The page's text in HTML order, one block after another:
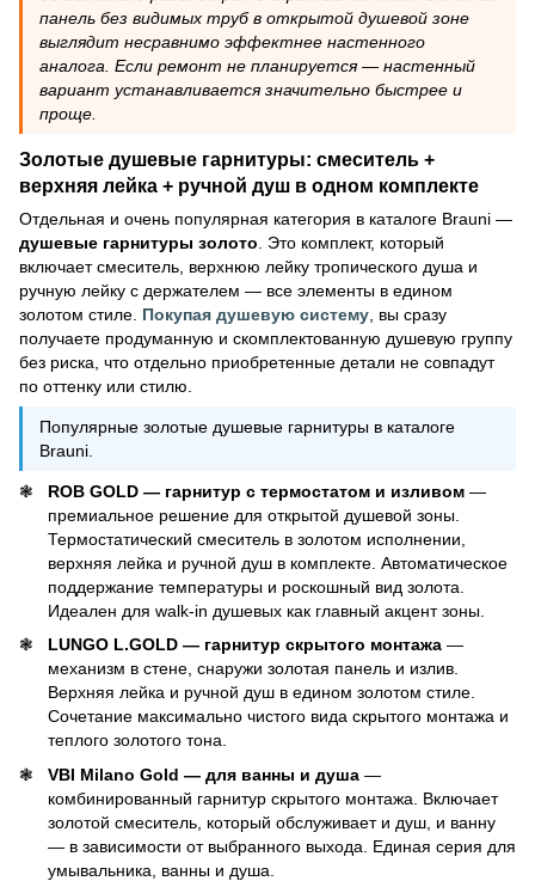
панель без видимых труб в открытой душевой зоне
выглядит несравнимо эффектнее настенного
аналога. Если ремонт не планируется — настенный
вариант устанавливается значительно быстрее и
проще.
Золотые душевые гарнитуры: смеситель +
верхняя лейка + ручной душ в одном комплекте
Отдельная и очень популярная категория в каталоге Brauni —
душевые гарнитуры золото . Это комплект, который
включает смеситель, верхнюю лейку тропического душа и
ручную лейку с держателем — все элементы в едином
золотом стиле. Покупая душевую систему , вы сразу
получаете продуманную и скомплектованную душевую группу
без риска, что отдельно приобретенные детали не совпадут
по оттенку или стилю.
Популярные золотые душевые гарнитуры в каталоге
Brauni.
ROB GOLD — гарнитур с термостатом и изливом —
премиальное решение для открытой душевой зоны.
Термостатический смеситель в золотом исполнении,
верхняя лейка и ручной душ в комплекте. Автоматическое
поддержание температуры и роскошный вид золота.
Идеален для walk-in душевых как главный акцент зоны.
LUNGO L.GOLD — гарнитур скрытого монтажа —
механизм в стене, снаружи золотая панель и излив.
Верхняя лейка и ручной душ в едином золотом стиле.
Сочетание максимально чистого вида скрытого монтажа и
теплого золотого тона.
VBI Milano Gold — для ванны и душа —
комбинированный гарнитур скрытого монтажа. Включает
золотой смеситель, который обслуживает и душ, и ванну
— в зависимости от выбранного выхода. Единая серия для
умывальника, ванны и душа.